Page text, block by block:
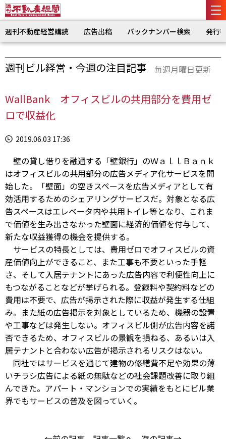
週刊不動産経営購読 広告出稿 バックナンバー検索 発行
週刊ビル経営・今週の注目記事 毎週月曜日更新
WallBank オフィスビルの共用部分を費用ゼ
ロで収益化
2019.06.03 17:36
壁の貸し借りを融通する「壁銀行」のＷａｌｌＢａｎｋ
はオフィスビルの共用部分の広告メディア化サービスを開
始した。「壁面」の空きスペースを広告メディアとして有
効活用するためのシェアリングサービスだ。対象となる広
告スペースはエレベータ内や共用トイレ等となり、これま
で価値を生み出さなかった壁面に経済的価値を付与して、
新たな収益獲得の機会を提供する。
サービスの特長としては、費用ゼロでオフィスビルの資
産価値向上ができること、また工事も不要といった手軽
さ、そして入居テナントにあった広告内容で利便性向上に
もつながることなどが挙げられる。登録料や契約料などの
費用は不要で、広告が掲示された際に収益が発生する仕組
み。また紙の広告掲示を対象としているため、機器の設置
や工事などは発生しない。オフィスビル側が広告内容を諾
否できるため、オフィスビルの景観を損ねる、あるいは入
居テナントと合わない広告が掲示されるリスクはない。
同社ではサービスを通じて建物の修繕費不足や効果の薄
いチラシ広告による紙の無駄などの社会課題改善に取り組
んできた。アパート・マンションでの実績をもとにビル業
界でもサービスの普及を図っていく。